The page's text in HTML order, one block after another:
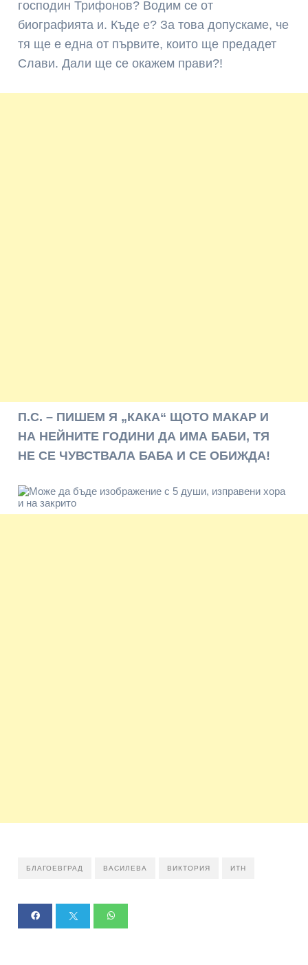
господин Трифонов? Водим се от
биографията и. Къде е? За това допускаме, че
тя ще е една от първите, които ще предадет
Слави. Дали ще се окажем прави?!
П.С. – ПИШЕМ Я „КАКА“ ЩОТО МАКАР И
НА НЕЙНИТЕ ГОДИНИ ДА ИМА БАБИ, ТЯ
НЕ СЕ ЧУВСТВАЛА БАБА И СЕ ОБИЖДА!
БЛАГОЕВГРАД ВАСИЛЕВА ВИКТОРИЯ ИТН